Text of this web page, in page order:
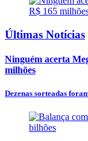
Últimas Notícias
Ninguém acerta
milhões
Dezenas sorteadas